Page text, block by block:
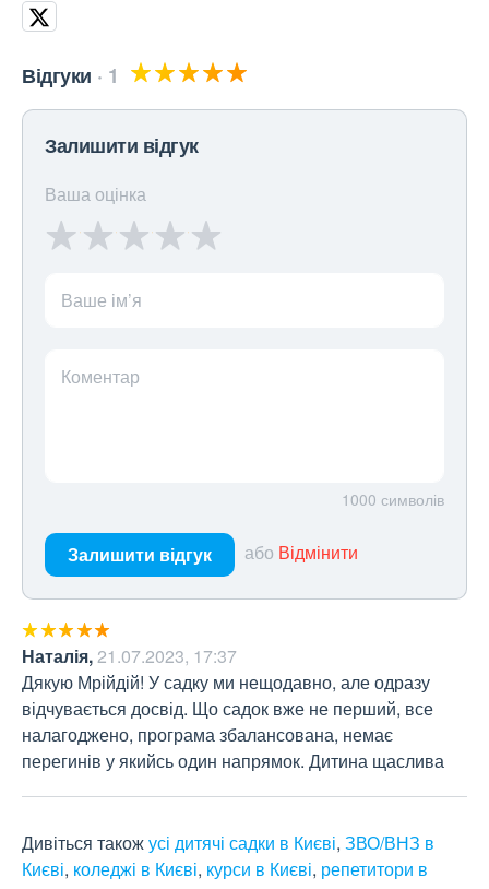
Відгуки 1
Залишити відгук
Ваша оцінка
Ваше ім’я
Коментар
1000 символів
Залишити відгук або Відмінити
Наталія,21.07.2023, 17:37
Дякую Мрійдій! У садку ми нещодавно, але одразу
відчувається досвід. Що садок вже не перший, все
налагоджено, програма збалансована, немає
перегинів у якийсь один напрямок. Дитина щаслива
Дивіться такожусі дитячі садки в Києві, ЗВО/ВНЗ в
Києві, коледжі в Києві, курси в Києві, репетитори в